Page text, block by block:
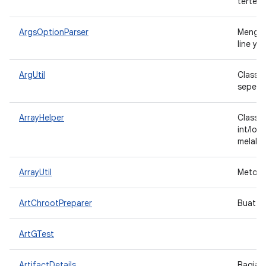
ArgsOptionParser
line
ArgUtil
Class
ArrayHelper
Class
int/
ArrayUtil
ArtChrootPreparer Buat
ArtGTest